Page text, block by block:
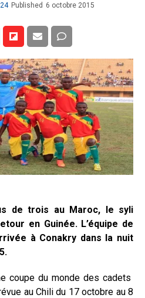
Published 6 octobre 2015
de trois au Maroc, le syli
en Guinée. L’équipe de
à Conakry dans la nuit
coupe du monde des cadets
au Chili du 17 octobre au 8